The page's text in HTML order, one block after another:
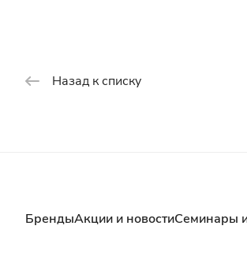
Назад к списку
БрендыАкции и новостиСеминары